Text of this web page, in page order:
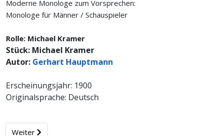
Moderne Monologe zum Vorsprechen:
Monologe für Männer / Schauspieler
Rolle: Michael Kramer
Stück: Michael Kramer
Autor: Gerhart Hauptmann
Erscheinungsjahr: 1900
Originalsprache: Deutsch
Weiter